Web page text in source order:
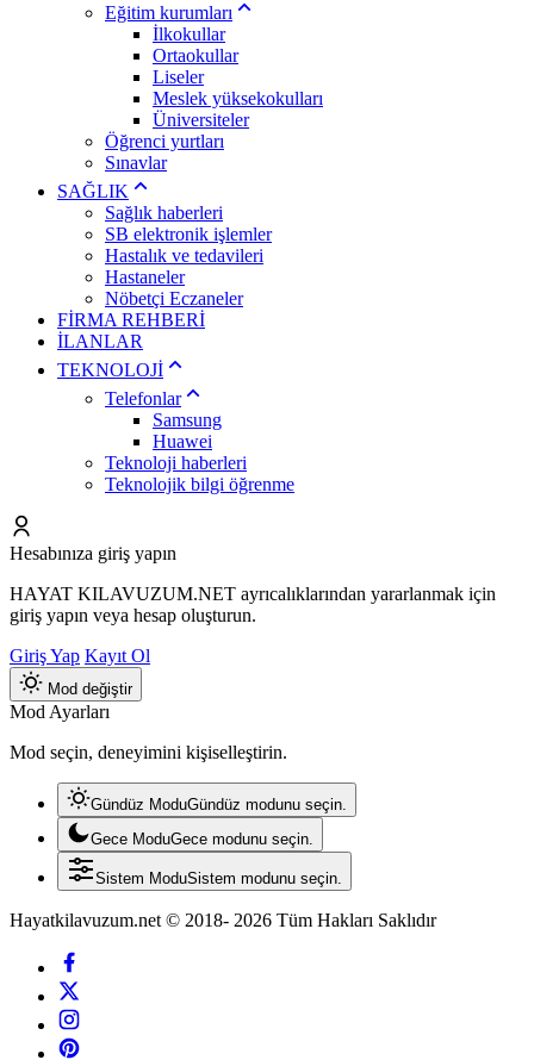
Eğitim kurumları
İlkokullar
Ortaokullar
Liseler
Meslek yüksekokulları
Üniversiteler
Öğrenci yurtları
Sınavlar
SAĞLIK
Sağlık haberleri
SB elektronik işlemler
Hastalık ve tedavileri
Hastaneler
Nöbetçi Eczaneler
FİRMA REHBERİ
İLANLAR
TEKNOLOJİ
Telefonlar
Samsung
Huawei
Teknoloji haberleri
Teknolojik bilgi öğrenme
Hesabınıza giriş yapın
HAYAT KILAVUZUM.NET ayrıcalıklarından yararlanmak için
giriş yapın veya hesap oluşturun.
Giriş Yap Kayıt Ol
Mod değiştir
Mod Ayarları
Mod seçin, deneyimini kişiselleştirin.
Gündüz ModuGündüz modunu seçin.
Gece ModuGece modunu seçin.
Sistem ModuSistem modunu seçin.
Hayatkilavuzum.net © 2018- 2026 Tüm Hakları Saklıdır